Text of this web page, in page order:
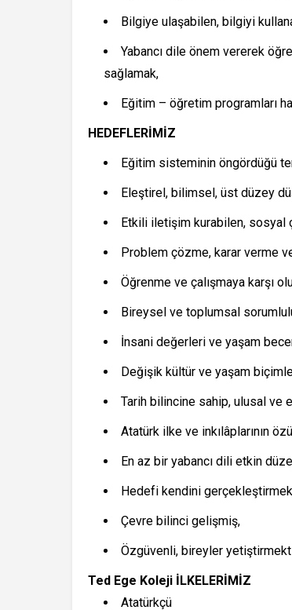
Bilgiye ulaşabilen, bilgiyi
Yabancı dile önem vererek
sağlamak,
Eğitim – öğretim programları
HEDEFLERİMİZ
Eğitim sisteminin öngördüğü
Eleştirel, bilimsel, üst düzey
Etkili iletişim kurabilen, sosyal
Problem çözme, karar verme
Öğrenme ve çalışmaya karşı
Bireysel ve toplumsal
İnsani değerleri ve yaşam
Değişik kültür ve yaşam
Tarih bilincine sahip, ulusal ve
Atatürk ilke ve inkılâplarının
En az bir yabancı dili etkin
Hedefi kendini
Çevre bilinci gelişmiş,
Özgüvenli, bireyler
Ted Ege Koleji İLKELERİMİZ
Atatürkçü